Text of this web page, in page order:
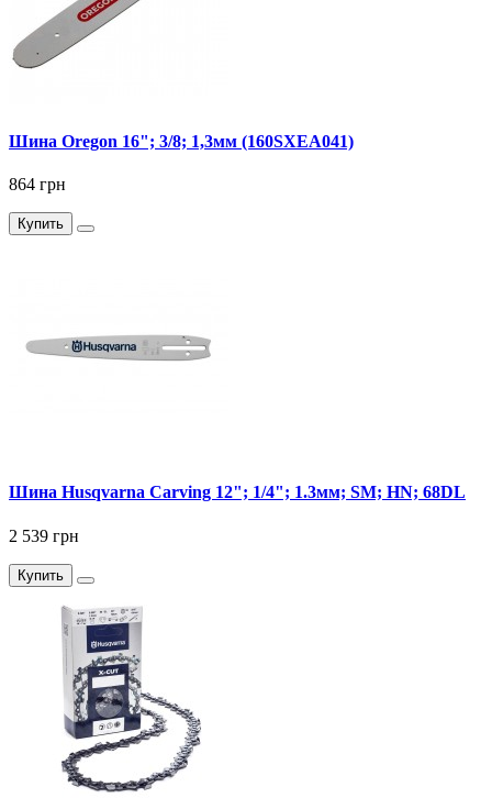
Шина Oregon 16"; 3/8; 1,3мм (160SXEA041)
864 грн
Купить
Шина Husqvarna Carving 12"; 1/4"; 1.3мм; SM; HN; 68DL
2 539 грн
Купить